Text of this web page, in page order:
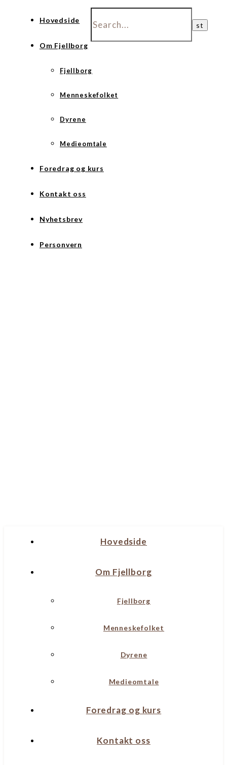
Hovedside
Om Fjellborg
Fjellborg
Menneskefolket
Dyrene
Medieomtale
Foredrag og kurs
Kontakt oss
Nyhetsbrev
Personvern
Hovedside
Om Fjellborg
Fjellborg
Menneskefolket
Dyrene
Medieomtale
Foredrag og kurs
Kontakt oss